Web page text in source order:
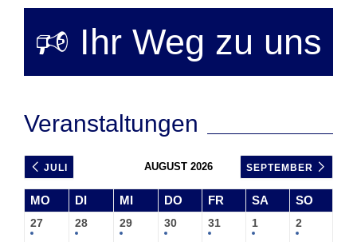
🕫 Ihr Weg zu uns
Veranstaltungen
JULI AUGUST 2026 SEPTEMBER
MO DI MI DO FR SA SO
27 28 29 30 31 1 2